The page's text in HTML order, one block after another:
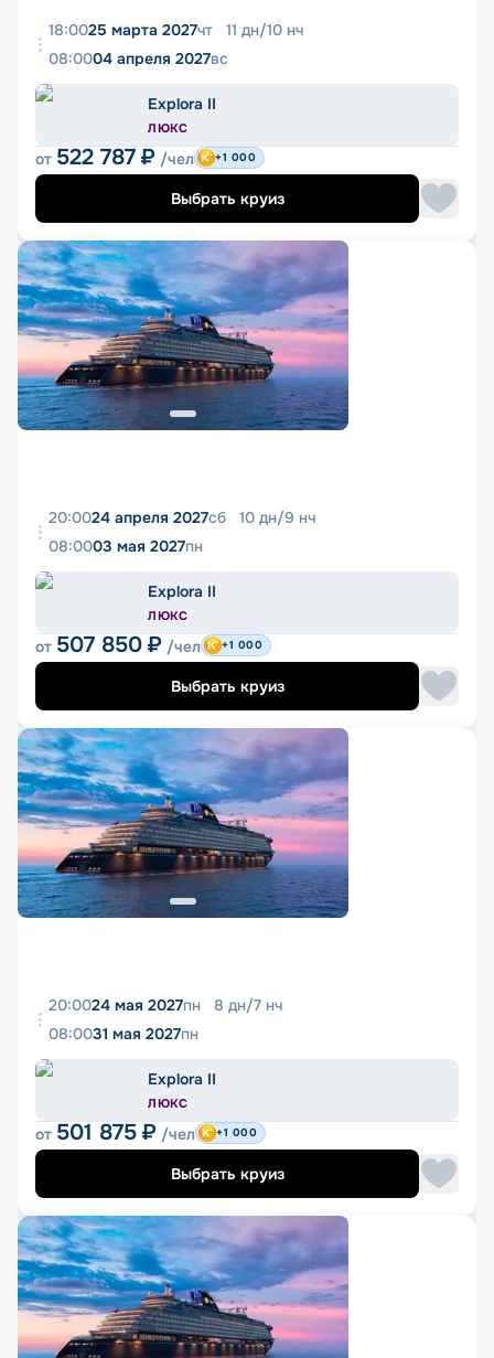
18:0025 марта 2027чт 11 дн/10 нч
08:0004 апреля 2027вс
Explora II
ЛЮКС
от 522 787 ₽ /чел +1 000
Выбрать круиз
20:0024 апреля 2027сб 10 дн/9 нч
08:0003 мая 2027пн
Explora II
ЛЮКС
от 507 850 ₽ /чел +1 000
Выбрать круиз
20:0024 мая 2027пн 8 дн/7 нч
08:0031 мая 2027пн
Explora II
ЛЮКС
от 501 875 ₽ /чел +1 000
Выбрать круиз